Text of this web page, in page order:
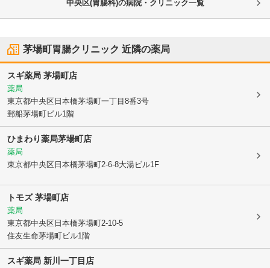
中央区(胃腸科)の病院・クリニック一覧
茅場町胃腸クリニック 近隣の薬局
スギ薬局 茅場町店
薬局
東京都中央区 日本橋茅場町一丁目8番3号
郵船茅場町ビル1階
ひまわり薬局茅場町店
薬局
東京都中央区 日本橋茅場町2-6-8大湯ビル1F
トモズ 茅場町店
薬局
東京都中央区 日本橋茅場町2-10-5
住友生命茅場町ビル1階
スギ薬局 新川一丁目店